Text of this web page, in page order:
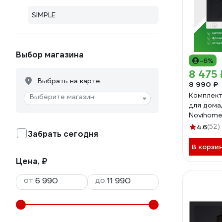
SIMPLE
Выбор магазина
Выбрать на карте
Выберите магазин
Забрать сегодня
Цена, ₽
от
до
-6%
8 475
8 990 ₽
для
монитор
4.6(52)
В